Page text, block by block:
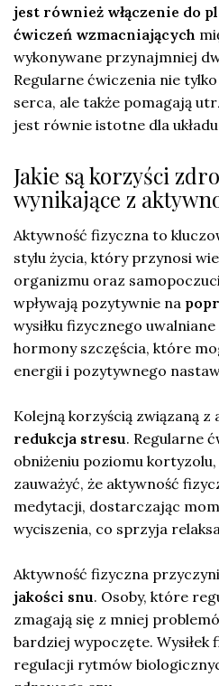
jest również włączenie do
ćwiczeń wzmacniających
wykonywane przynajmniej
Regularne ćwiczenia nie
serca, ale także pomagają
jest równie istotne dla
Jakie są korzyści
wynikające z
Aktywność fizyczna to
stylu życia, który przynosi
organizmu oraz
wpływają pozytywnie na
wysiłku fizycznego
hormony szczęścia, które
energii i pozytywnego
Kolejną korzyścią związaną
redukcja stresu. Regularne
obniżeniu poziomu
zauważyć, że aktywność
medytacji, dostarczając
wyciszenia, co sprzyja
Aktywność fizyczna
jakości snu. Osoby, które
zmagają się z mniej
bardziej wypoczęte. Wysiłek
regulacji rytmów